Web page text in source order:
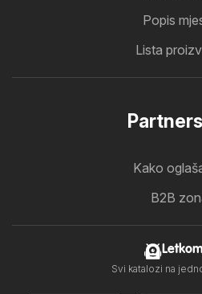
Popis
Lista
Kako
B2B
Svi katalozi na